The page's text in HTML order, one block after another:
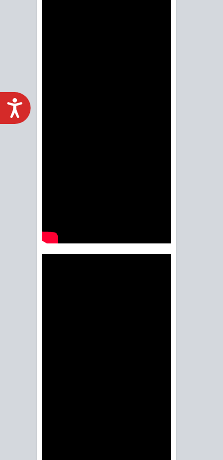
ACCESIBILIDAD